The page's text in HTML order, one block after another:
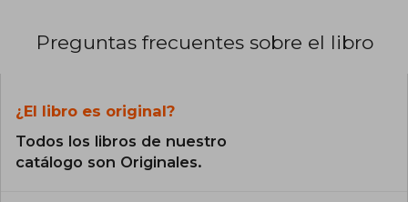
Preguntas frecuentes sobre el libro
¿El libro es original?
Todos los libros de nuestro
catálogo son Originales.